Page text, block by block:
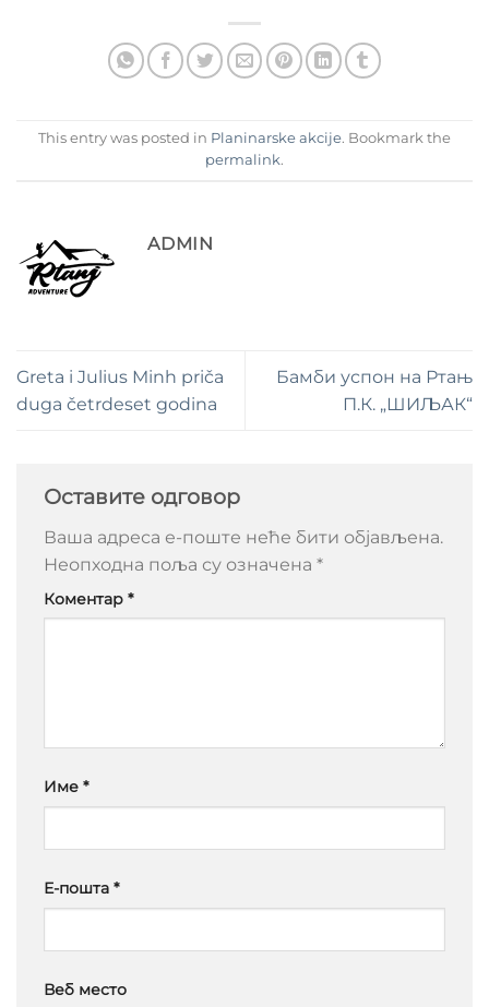
This entry was posted in Planinarske akcije. Bookmark the
permalink.
ADMIN
Greta i Julius Minh priča
duga četrdeset godina
Бамби успон на Ртањ
П.К. „ШИЉАК“
Оставите одговор
Ваша адреса е-поште неће бити објављена.
Неопходна поља су означена *
Коментар *
Име *
Е-пошта *
Веб место